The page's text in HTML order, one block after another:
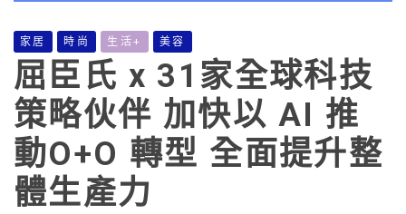
家居 時尚 生活+ 美容
屈臣氏 x 31家全球科技
策略伙伴 加快以 AI 推
動O+O 轉型 全面提升整
體生產力